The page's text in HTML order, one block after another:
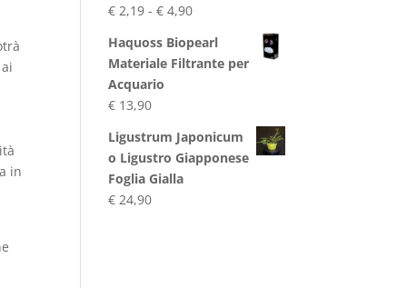
in
€ 2,19 - € 4,90Fascia
prezzo:
da
€ 4,90
Haquoss Biopearl
Materiale Filtrante per
Acquario
€ 13,90
Ligustrum Japonicum
o Ligustro Giapponese
Foglia Gialla
€ 24,90